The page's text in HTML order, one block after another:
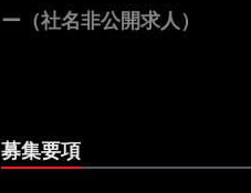
ー（社名非公開求人）
募集要項